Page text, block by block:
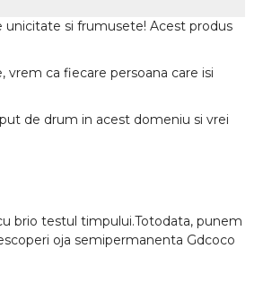
unicitate si frumusete! Acest produs
ca fiecare persoana care isi
de drum in acest domeniu si vrei
brio testul timpului.Totodata, punem
oja semipermanenta Gdcoco